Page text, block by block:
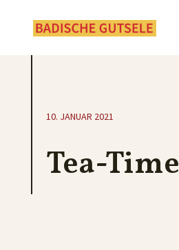
10. JANUAR 2021
Tea-Time